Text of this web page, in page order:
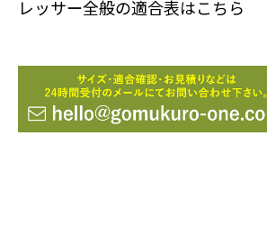
レッサー全般の適合表はこちら